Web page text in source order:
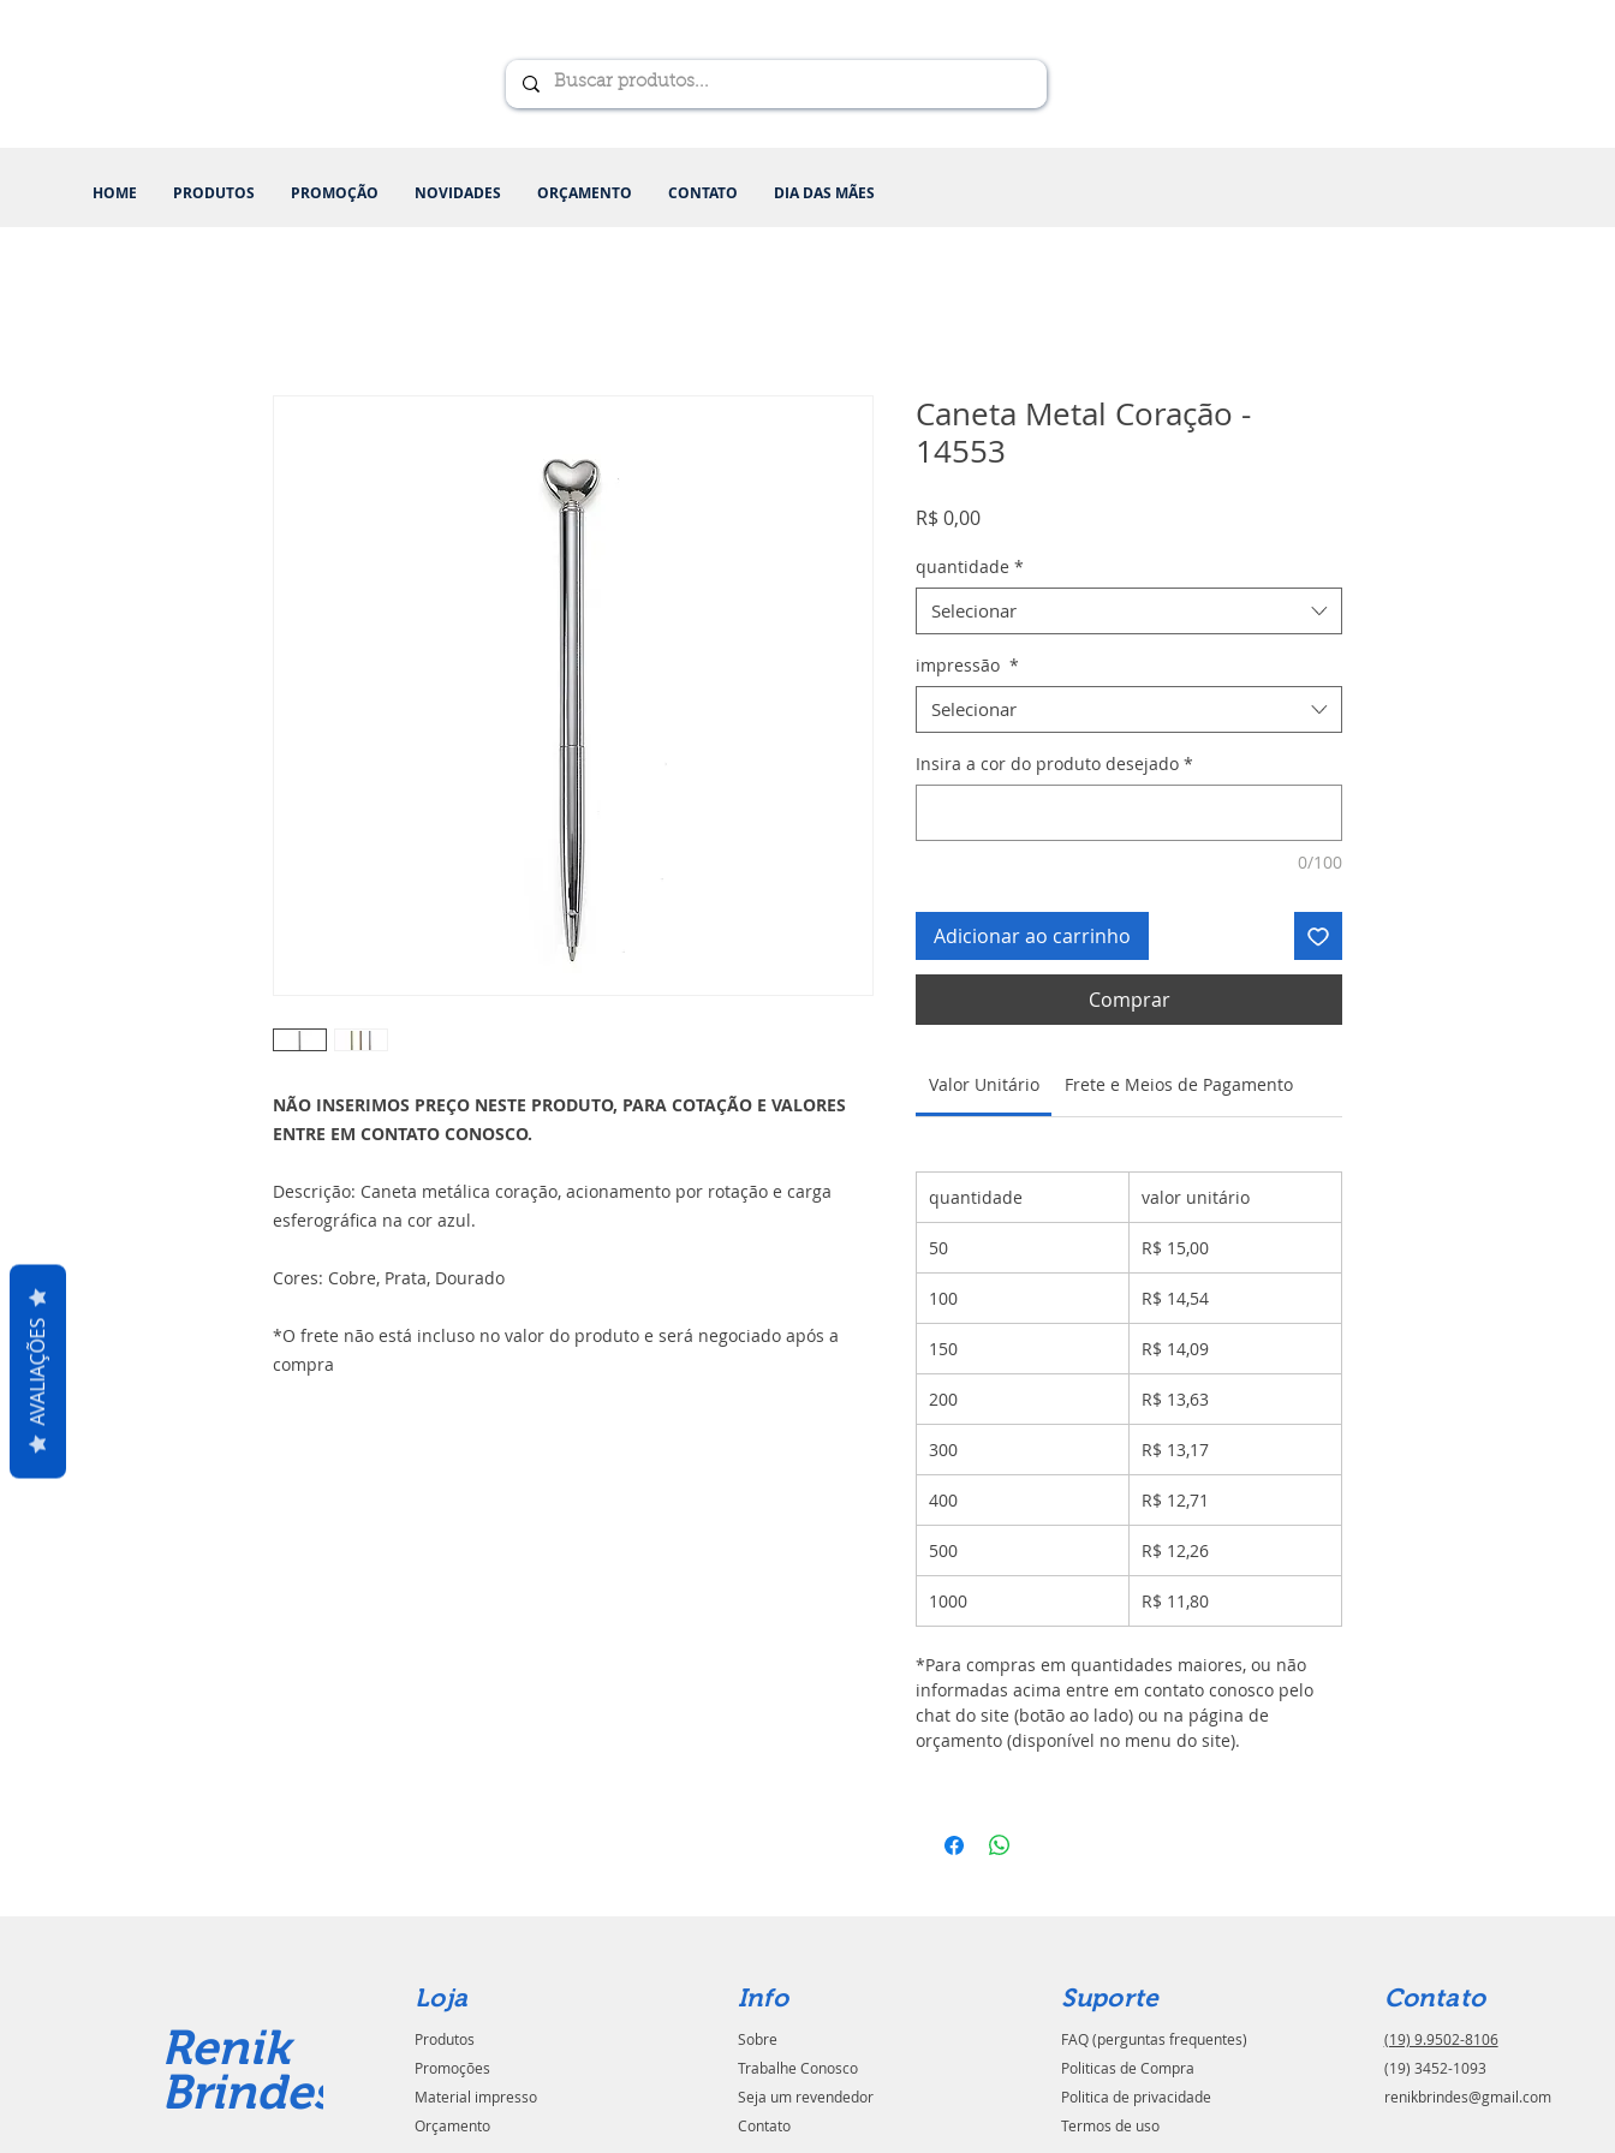
HOME PRODUTOS PROMOÇÃO NOVIDADES ORÇAMENTO CONTATO DIA DAS MÃES
NÃO INSERIMOS PREÇO NESTE PRODUTO, PARA COTAÇÃO E VALORES
ENTRE EM CONTATO CONOSCO.
Descrição: Caneta metálica coração, acionamento por rotação e carga
esferográfica na cor azul.
Cores: Cobre, Prata, Dourado
*O frete não está incluso no valor do produto e será negociado após a
compra
Caneta Metal Coração -
14553
R$ 0,00Preço
quantidade *
Selecionar
impressão *
Selecionar
Insira a cor do produto desejado *
0/100
Adicionar ao carrinho
Comprar
Valor Unitário Frete e Meios de Pagamento
quantidade valor unitário
50 R$ 15,00
100 R$ 14,54
150 R$ 14,09
200 R$ 13,63
300 R$ 13,17
400 R$ 12,71
500 R$ 12,26
1000 R$ 11,80
*Para compras em quantidades maiores, ou não
informadas acima entre em contato conosco pelo
chat do site (botão ao lado) ou na página de
orçamento (disponível no menu do site).
Renik
Brindes
Loja
Produtos
Promoções
Material impresso
Orçamento
Info
Sobre
Trabalhe Conosco
Seja um revendedor
Contato
Suporte
FAQ (perguntas frequentes)
Politicas de Compra
Politica de privacidade
Termos de uso
Contato
(19) 9.9502-8106
(19) 3452-1093
renikbrindes@gmail.com
AVALIAÇÕES